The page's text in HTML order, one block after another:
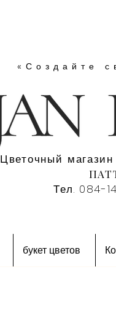
«Создайте
Цветочный
Тел. 084-
букет цветов